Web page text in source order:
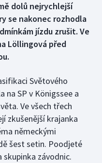
dolů nejrychlejší
se nakonec rozhodla
jízdu zrušit. Ve
Löllingová před
Světového
na SP v Königssee a
Ve všech třech
zkušenější krajanka
německými
šest setin. Poodjeté
skupinka závodnic.